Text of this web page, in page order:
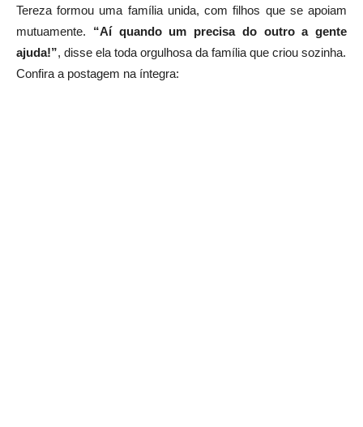
Tereza formou uma família unida, com filhos que se apoiam
mutuamente. “Aí quando um precisa do outro a gente
ajuda!”, disse ela toda orgulhosa da família que criou sozinha.
Confira a postagem na íntegra: